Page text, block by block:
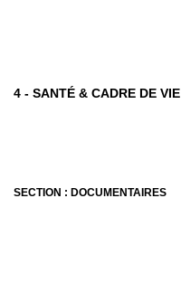
4 - SANTÉ & CADRE DE VIE
SECTION : DOCUMENTAIRES